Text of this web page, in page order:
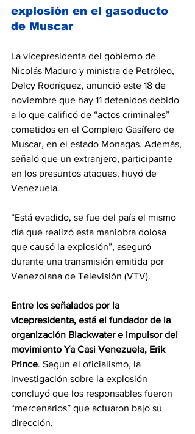
explosión en el gasoducto
de Muscar
La vicepresidenta del gobierno de
Nicolás Maduro y ministra de Petróleo,
Delcy Rodríguez, anunció este 18 de
noviembre que hay 11 detenidos debido
a lo que calificó de “actos criminales”
cometidos en el Complejo Gasífero de
Muscar, en el estado Monagas. Además,
señaló que un extranjero, participante
en los presuntos ataques, huyó de
Venezuela.
“Está evadido, se fue del país el mismo
día que realizó esta maniobra dolosa
que causó la explosión”, aseguró
durante una transmisión emitida por
Venezolana de Televisión (VTV).
Entre los señalados por la
vicepresidenta, está el fundador de la
organización Blackwater e impulsor del
movimiento Ya Casi Venezuela, Erik
Prince. Según el oficialismo, la
investigación sobre la explosión
concluyó que los responsables fueron
“mercenarios” que actuaron bajo su
dirección.